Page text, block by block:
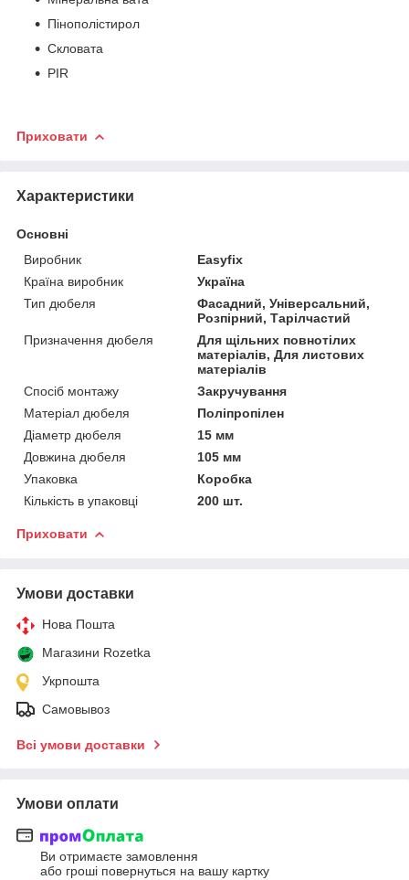
Пінополістирол
Скловата
PIR
Приховати
Характеристики
Основні
Виробник
Easyfix
Країна виробник
Україна
Тип дюбеля
Фасадний, Універсальний,
Розпірний, Тарілчастий
Призначення дюбеля
Для щільних повнотілих
матеріалів, Для листових
матеріалів
Спосіб монтажу
Закручування
Матеріал дюбеля
Поліпропілен
Діаметр дюбеля
15 мм
Довжина дюбеля
105 мм
Упаковка
Коробка
Кількість в упаковці
200 шт.
Приховати
Умови доставки
Нова Пошта
Магазини Rozetka
Укрпошта
Самовывоз
Всі умови доставки
Умови оплати
Ви отримаєте замовлення
або гроші повернуться на вашу картку